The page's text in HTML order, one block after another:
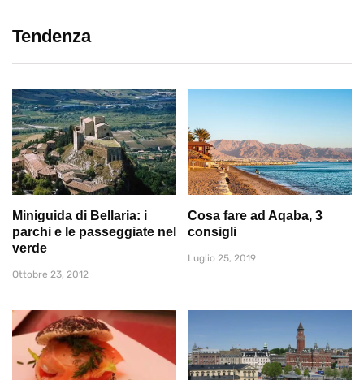
Tendenza
Miniguida di Bellaria: i
parchi e le passeggiate nel
verde
Ottobre 23, 2012
Cosa fare ad Aqaba, 3
consigli
Luglio 25, 2019